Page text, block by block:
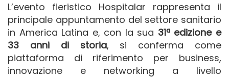
L’evento fieristico Hospitalar rappresenta il
principale appuntamento del settore sanitario
in America Latina e, con la sua 31ª edizione e
33 anni di storia, si conferma come
piattaforma di riferimento per business,
innovazione e networking a livello